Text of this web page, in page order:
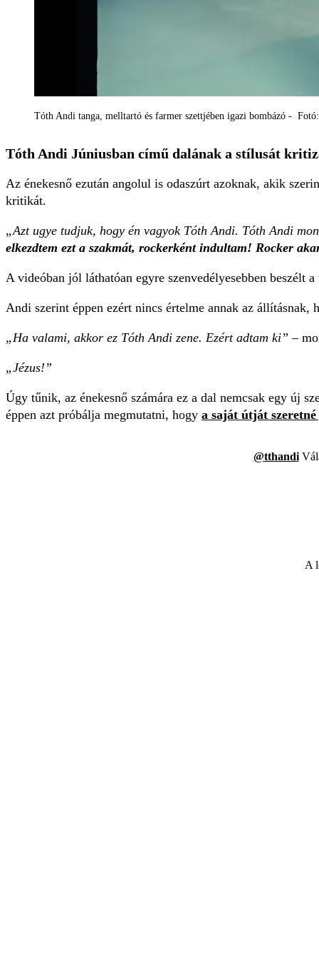
Tóth Andi tanga, melltartó és farmer szettjében igazi bombázó -
Tóth Andi Júniusban című dalának a stílusát
Az énekesnő ezután angolul is odaszúrt azoknak, akik
kritikát.
„Azt ugye tudjuk, hogy én vagyok Tóth Andi. Tóth Andi
elkezdtem ezt a szakmát, rockerként indultam! Rocker
A videóban jól láthatóan egyre szenvedélyesebben beszélt
Andi szerint éppen ezért nincs értelme annak az állításnak,
„Ha valami, akkor ez Tóth Andi zene. Ezért adtam ki”–
„Jézus!”
Úgy tűnik, az énekesnő számára ez a dal nemcsak egy új
éppen azt próbálja megmutatni, hogy a saját útját
@tthandi
A